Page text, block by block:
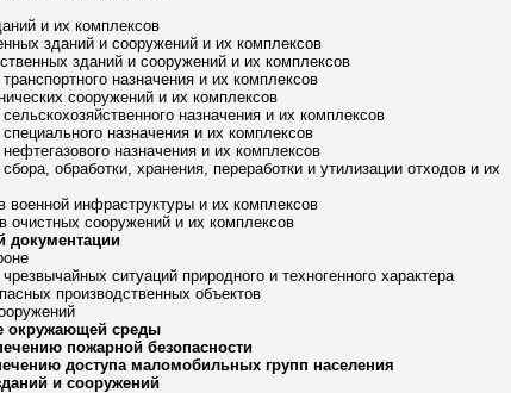
и их комплексов
зданий и сооружений и их комплексов
зданий и сооружений и их комплексов
назначения и их комплексов
сооружений и их комплексов
назначения и их комплексов
назначения и их комплексов
назначения и их комплексов
обработки, хранения, переработки и утилизации отходов и их
военной инфраструктуры и их комплексов
очистных сооружений и их комплексов
документации
ситуаций природного и техногенного характера
производственных объектов
окружающей среды
пожарной безопасности
доступа маломобильных групп населения
и сооружений